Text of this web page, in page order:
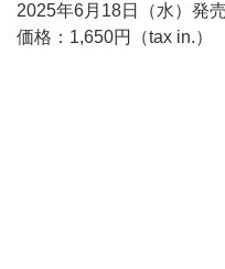
2025年6月18日（水）発
価格：1,650円（tax in.）